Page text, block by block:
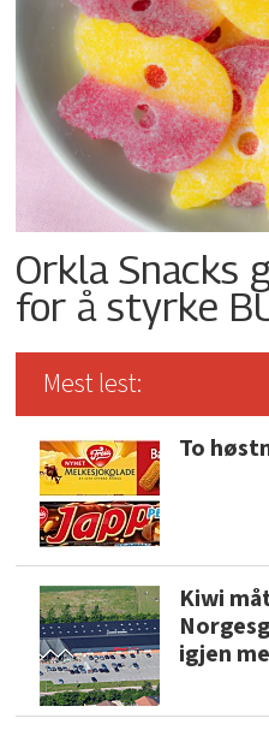
Orkla Snacks
for å styrke
Mest lest:
To
Kiwi
igjen